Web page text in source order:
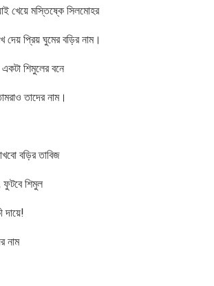
খেয়ে মস্তিষ্কে সিলমোহর
প্রিয় ঘুমের বড়ির নাম।
শিমুলের বনে
তাদের নাম।
বড়ির তাবিজ
শিমুল
দায়ে!
নাম